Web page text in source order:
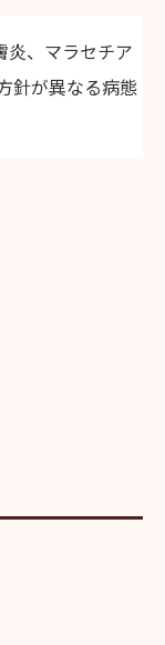
炎、マラセチア
針が異なる病態